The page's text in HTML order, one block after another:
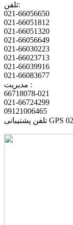
تلفن:
021-66056650
021-66051812
021-66051320
021-66056649
021-66030223
021-66023713
021-66039916
021-66083677
مدیریت :
66718078-021
021-66724299
09121006465